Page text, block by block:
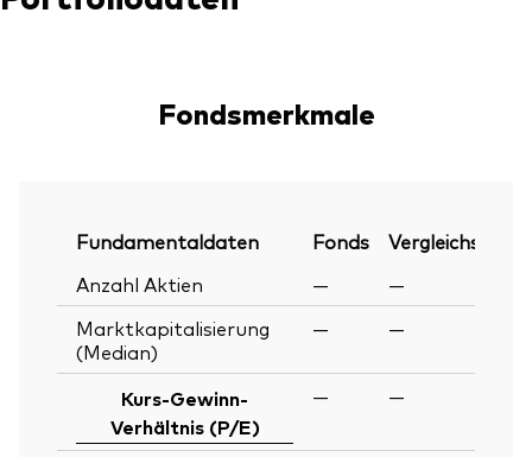
Fondsmerkmale
Fundamentaldaten Fonds
Vergleichsindex
Anzahl Aktien
—
—
Marktkapitalisierung
(Median)
— —
Kurs-Gewinn-
Verhältnis (P/E)
— —